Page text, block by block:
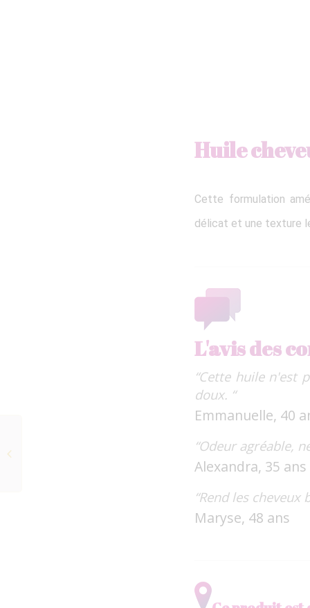
Huile
Cette formulation
délicat et une texture
L'avis des
“Cette huile n'est
doux. “
Emmanuelle, 40
“Odeur agréable,
Alexandra, 35 ans
“Rend les
Maryse, 48 ans